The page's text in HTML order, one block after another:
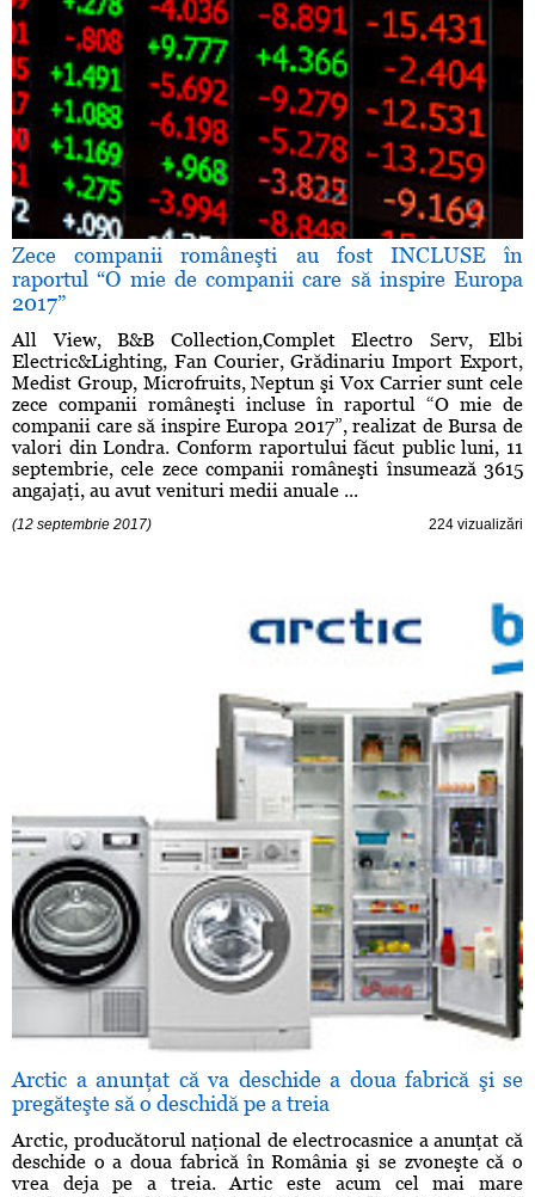
Zece companii româneşti au fost INCLUSE în
raportul “O mie de companii care să inspire Europa
2017”
All View, B&B Collection,Complet Electro Serv, Elbi
Electric&Lighting, Fan Courier, Grădinariu Import Export,
Medist Group, Microfruits, Neptun şi Vox Carrier sunt cele
zece companii româneşti incluse în raportul “O mie de
companii care să inspire Europa 2017”, realizat de Bursa de
valori din Londra. Conform raportului făcut public luni, 11
septembrie, cele zece companii româneşti însumează 3615
angajaţi, au avut venituri medii anuale ...
(12 septembrie 2017) 224 vizualizări
Arctic a anunţat că va deschide a doua fabrică şi se
pregăteşte să o deschidă pe a treia
Arctic, producătorul naţional de electrocasnice a anunţat că
deschide o a doua fabrică în România şi se zvoneşte că o
vrea deja pe a treia. Artic este acum cel mai mare